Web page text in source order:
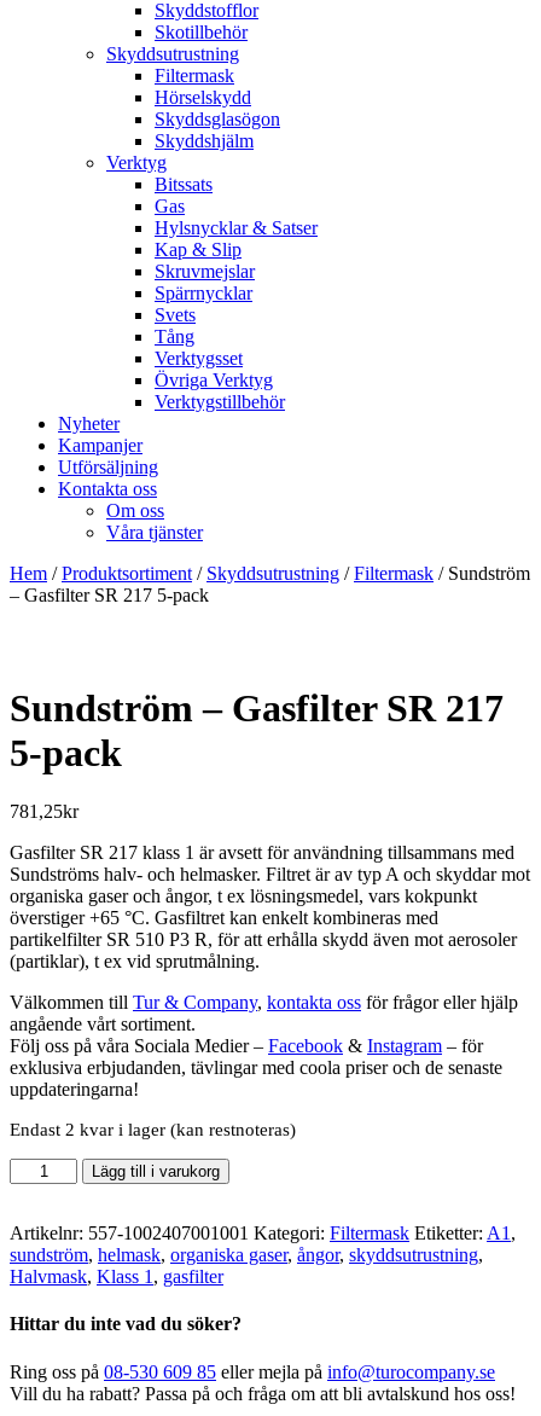
Skyddstofflor
Skotillbehör
Skyddsutrustning
Filtermask
Hörselskydd
Skyddsglasögon
Skyddshjälm
Verktyg
Bitssats
Gas
Hylsnycklar & Satser
Kap & Slip
Skruvmejslar
Spärrnycklar
Svets
Tång
Verktygsset
Övriga Verktyg
Verktygstillbehör
Nyheter
Kampanjer
Utförsäljning
Kontakta oss
Om oss
Våra tjänster
Hem /Produktsortiment / Skyddsutrustning /Filtermask / Sundström
– Gasfilter SR 217 5-pack
Sundström – Gasfilter SR 217
5-pack
781,25kr
Gasfilter SR 217 klass 1 är avsett för användning tillsammans med
Sundströms halv- och helmasker. Filtret är av typ A och skyddar mot
organiska gaser och ångor, t ex lösningsmedel, vars kokpunkt
överstiger +65 °C. Gasfiltret kan enkelt kombineras med
partikelfilter SR 510 P3 R, för att erhålla skydd även mot aerosoler
(partiklar), t ex vid sprutmålning.
Välkommen till Tur & Company, kontakta oss för frågor eller hjälp
angående vårt sortiment.
Följ oss på våra Sociala Medier – Facebook & Instagram – för
exklusiva erbjudanden, tävlingar med coola priser och de senaste
uppdateringarna!
Endast 2 kvar i lager (kan restnoteras)
Sundström
-
SR
217
5-
mängd
Lägg till i varukorg
Artikelnr: 557-1002407001001 Kategori: Filtermask Etiketter: A1 ,
sundström, helmask, organiska gaser, ångor, skyddsutrustning,
Halvmask, Klass 1 , gasfilter
Hittar du inte vad du söker?
Ring oss på 08-530 609 85 eller mejla på info@turocompany.se
Vill du ha rabatt? Passa på och fråga om att bli avtalskund hos oss!